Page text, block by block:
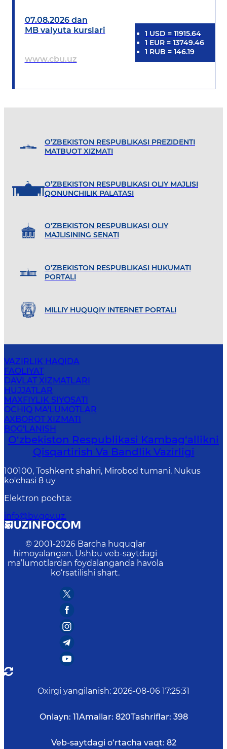
07.08.2026 dan
MB valyuta kurslari
www.cbu.uz
1 USD = 11915.64
1 EUR= 13749.46
1 RUB = 146.19
O’ZBEKISTON RESPUBLIKASI PREZIDENTI
MATBUOT XIZMATI
O’ZBEKISTON RESPUBLIKASI OLIY MAJLISI
QONUNCHILIK PALATASI
O'ZBEKISTON RESPUBLIKASI OLIY
MAJLISINING SENATI
O’ZBEKISTON RESPUBLIKASI HUKUMATI
PORTALI
MILLIY HUQUQIY INTERNET PORTALI
VAZIRLIK HAQIDA
FAOLIYAT
DAVLAT XIZMATLARI
HUJJATLAR
MAXFIYLIK SIYOSATI
OCHIQ MA'LUMOTLAR
AXBOROT XIZMATI
BOG'LANISH
O‘zbekiston Respublikasi Kambag‘allikni
Qisqartirish Va Bandlik Vazirligi
100100, Toshkent shahri, Mirobod tumani, Nukus
ko'chasi 8 uy
Elektron pochta:
info@bv.gov.uz.
© 2001-2026 Barcha huquqlar
himoyalangan. Ushbu veb-saytdagi
ma’lumotlardan foydalanganda havola
ko‘rsatilishi shart.
Oxirgi yangilanish: 2026-08-06 17:25:31
Onlayn: 11Amallar: 820Tashriflar: 398
Veb-saytdagi o‘rtacha vaqt: 82